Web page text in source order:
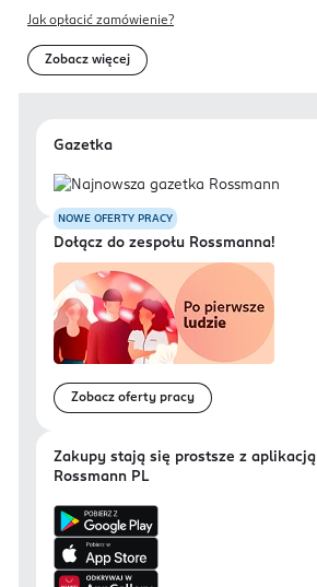
Jak opłacić zamówienie?
Zobacz więcej
Gazetka
NOWE OFERTY PRACY
Dołącz do zespołu Rossmanna!
Zobacz oferty pracy
Zakupy stają się prostsze z aplikacją
Rossmann PL